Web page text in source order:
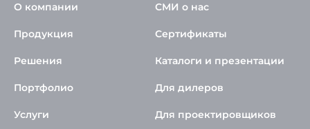
О компании
Продукция
Решения
Портфолио
Услуги
СМИ о нас
Сертификаты
Каталоги и презентации
Для дилеров
Для проектировщиков